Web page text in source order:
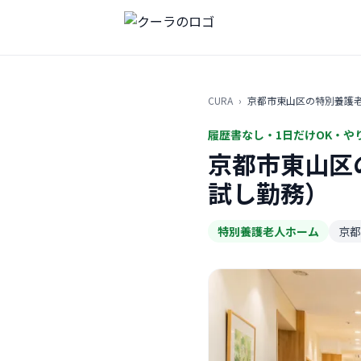
CURA › 京都市東山区の特別養護
履歴書なし・1日だけOK・や
京都市東山
試し勤務）
特別養護老人ホーム 京